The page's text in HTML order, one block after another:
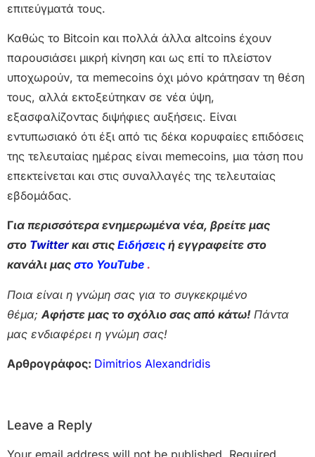
επιτεύγματά τους.
Καθώς το Bitcoin και πολλά άλλα altcoins έχουν
παρουσιάσει μικρή κίνηση και ως επί το πλείστον
υποχωρούν, τα memecoins όχι μόνο κράτησαν τη θέση
τους, αλλά εκτοξεύτηκαν σε νέα ύψη,
εξασφαλίζοντας διψήφιες αυξήσεις. Είναι
εντυπωσιακό ότι έξι από τις δέκα κορυφαίες επιδόσεις
της τελευταίας ημέρας είναι memecoins, μια τάση που
επεκτείνεται και στις συναλλαγές της τελευταίας
εβδομάδας.
Για περισσότερα ενημερωμένα νέα, βρείτε μας
στο Twitter και στις Ειδήσεις ή εγγραφείτε στο
κανάλι μας στο YouTube .
Ποια είναι η γνώμη σας για το συγκεκριμένο
θέμα; Αφήστε μας το σχόλιο σας από κάτω! Πάντα
μας ενδιαφέρει η γνώμη σας!
Αρθρογράφος: Dimitrios Alexandridis
Leave a Reply
Your email address will not be published. Required